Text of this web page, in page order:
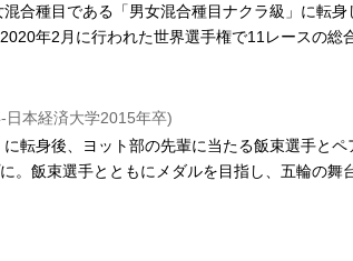
合種目である「男女混合種目ナクラ級」に転
年2月に行われた世界選手権で11レースの
日本経済大学2015年卒)
転身後、ヨット部の先輩に当たる飯束選手と
。飯束選手とともにメダルを目指し、五輪の舞